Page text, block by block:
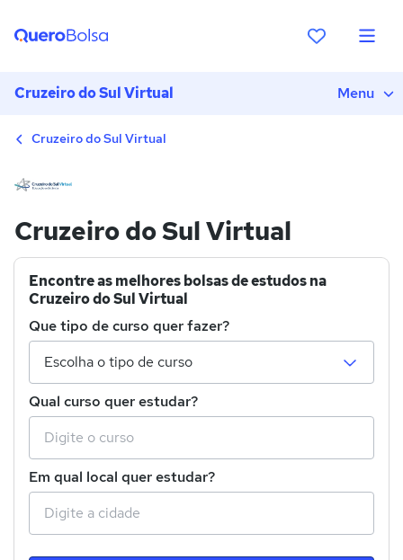
Cruzeiro do Sul Virtual Menu
Cruzeiro do Sul Virtual
Cruzeiro do Sul Virtual
Encontre as melhores bolsas de estudos na
Cruzeiro do Sul Virtual
Que tipo de curso quer fazer?
Qual curso quer estudar?
Em qual local quer estudar?